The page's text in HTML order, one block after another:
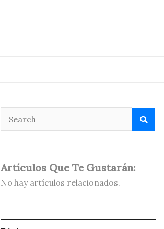
Artículos Que Te Gustarán:
No hay artículos relacionados.